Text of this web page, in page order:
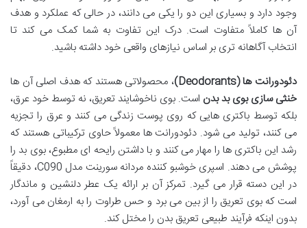
وجود دارد و بسیاری این دو را یکی می دانند، در حالی که عملکرد و هدف
آن ها کاملاً متفاوت است. درک این تفاوت به شما کمک می کند تا
انتخاب آگاهانه تری بر اساس نیازهای واقعی خود داشته باشید.
دئودورانت ها (Deodorants)
، محصولاتی هستند که هدف اصلی آن ها
خنثی سازی بوی بد بدن است. بوی ناخوشایند تعریق، نه توسط خود عرق،
بلکه توسط باکتری هایی که روی پوست زندگی می کنند و عرق را تجزیه
می کنند، تولید می شود. دئودورانت ها معمولاً حاوی ترکیباتی هستند که
رشد این باکتری ها را مهار می کنند و با داشتن رایحه ای مطبوع، بوی بد را
پوشش می دهند. اسپری خوشبو کننده مردانه سورینت مدل C090، دقیقاً
در این دسته قرار می گیرد. تمرکز آن بر ارائه یک عطر دلنشین و ماندگار
است که بوی تعریق را از بین می برد و حس طراوت را به ارمغان می آورد،
بدون اینکه فرآیند طبیعی تعریق بدن را مختل کند.